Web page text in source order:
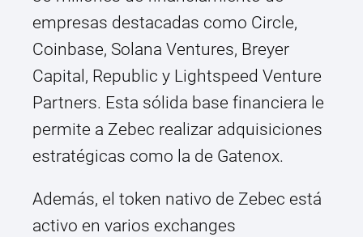
empresas destacadas como Circle,
Coinbase, Solana Ventures, Breyer
Capital, Republic y Lightspeed Venture
Partners. Esta sólida base financiera le
permite a Zebec realizar adquisiciones
estratégicas como la de Gatenox.
Además, el token nativo de Zebec está
activo en varios exchanges